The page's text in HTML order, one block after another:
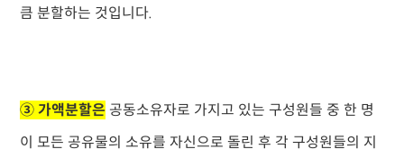
큼 분할하는 것입니다.
③ 가액분할은 공동소유자로 가지고 있는 구성원들 중 한 명
이 모든 공유물의 소유를 자신으로 돌린 후 각 구성원들의 지